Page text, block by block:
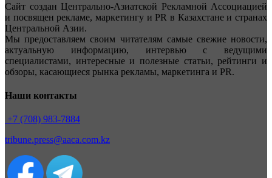
Сайт создан Центрально-Азиатской Рекламной Ассоциацией
и посвящен рекламе, маркетингу и PR в Казахстане и странах
Центральной Азии.
Мы предоставляем своим читателям самые свежие новости,
актуальную информацию, интервью с ведущими
специалистами, интересные и полезные статьи, рейтинги и
обзоры, касающиеся рынка рекламы, маркетинга и PR.
Наши контакты
+7 (708) 983-7884
tribune.press@aaca.com.kz